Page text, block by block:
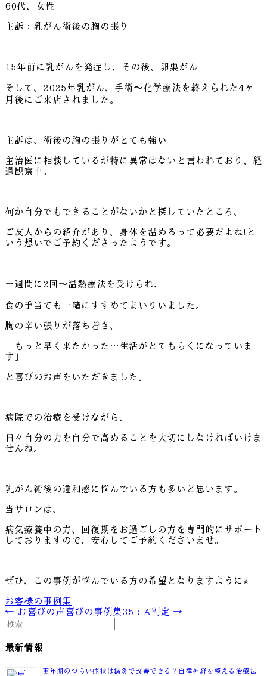
60代、女性
主訴：乳がん術後の胸の張り
15年前に乳がんを発症し、その後、卵巣がん
そして、2025年乳がん、手術〜化学療法を終えられた4ヶ
月後にご来店されました。
主訴は、術後の胸の張りがとても強い
主治医に相談しているが特に異常はないと言われており、経
過観察中。
何か自分でもできることがないかと探していたところ、
ご友人からの紹介があり、身体を温めるって必要だよね!と
いう想いでご予約くださったようです。
一週間に2回〜温熱療法を受けられ、
食の手当ても一緒にすすめてまいりいました。
胸の辛い張りが落ち着き、
「もっと早く来たかった…生活がとてもらくになっていま
す」
と喜びのお声をいただきました。
病院での治療を受けながら、
日々自分の力を自分で高めることを大切にしなければいけま
せんね。
乳がん術後の違和感に悩んでいる方も多いと思います。
当サロンは、
病気療養中の方、回復期をお過ごしの方を専門的にサポート
しておりますので、安心してご予約くださいませ。
ぜひ、この事例が悩んでいる方の希望となりますように⭐︎
お客様の事例集
← お喜びの声 喜びの事例集35：A判定 →
最新情報
更年期のつらい症状は鍼灸で改善できる？自律神経を整える治療法